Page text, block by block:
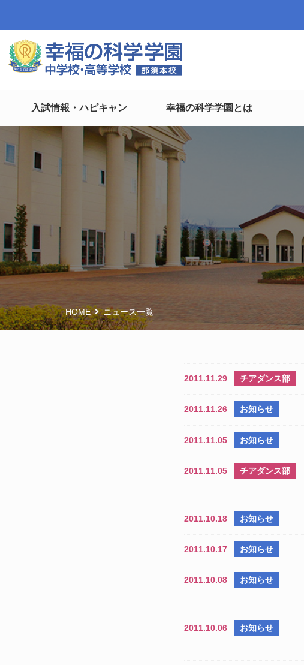
入試情報・ハピキャン 幸福の科学学園とは
HOME ニュース一覧
2011.11.29 チアダンス部
2011.11.26 お知らせ
2011.11.05 お知らせ
2011.11.05 チアダンス部
2011.10.18 お知らせ
2011.10.17 お知らせ
2011.10.08 お知らせ
2011.10.06 お知らせ